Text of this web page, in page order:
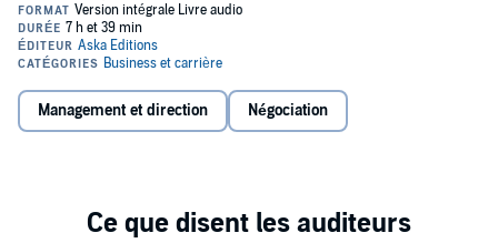
L’une d’entre elles est de maîtriser une composante essentielle de la
réussite : la faculté à conclure une vente ou persuader de l’achat
d’un service. Quel que soit votre domaine, lorsque vous faîtes face
aux moments-clés de votre vie, vous devez d’une manière ou d’une
autre savoir vous vendre.
La plupart de gens pensent qu’il faut être doué d’une intelligence
connaissent pas pour autant le succès, car il leur manque un
ingrédient fondamental, le "savoir vendre".
Management et direction Négociation